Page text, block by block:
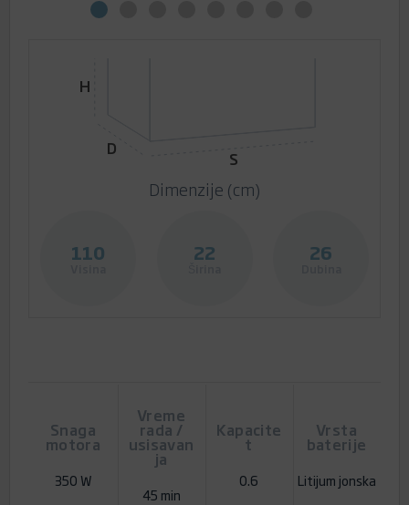
H
D
S
Dimenzije (cm)
110 22 26
Snaga
motora
350 W
Vreme
rada /
usisavan
ja
45 min
Kapacite
t
0.6
Vrsta
baterije
Litijum jonska